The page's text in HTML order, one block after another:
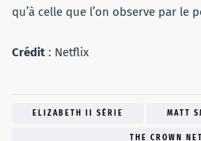
qu’à celle que l’on observe par le
Crédit : Netflix
ELIZABETH II SÉRIE MATT
THE CROWN